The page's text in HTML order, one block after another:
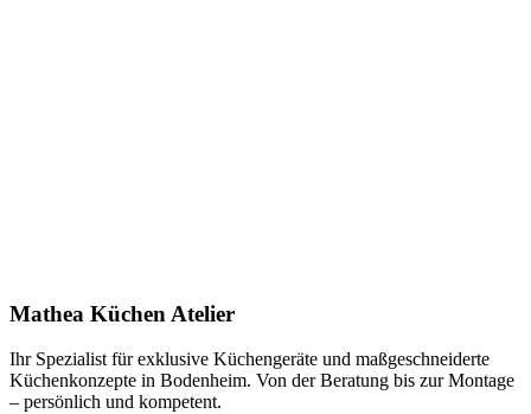
Datenschutzerklärung
habe ich gelesen.
Anfrage absenden
Mathea Küchen Atelier
Ihr Spezialist für exklusive Küchengeräte und maßgeschneiderte
Küchenkonzepte in Bodenheim. Von der Beratung bis zur Montage
– persönlich und kompetent.